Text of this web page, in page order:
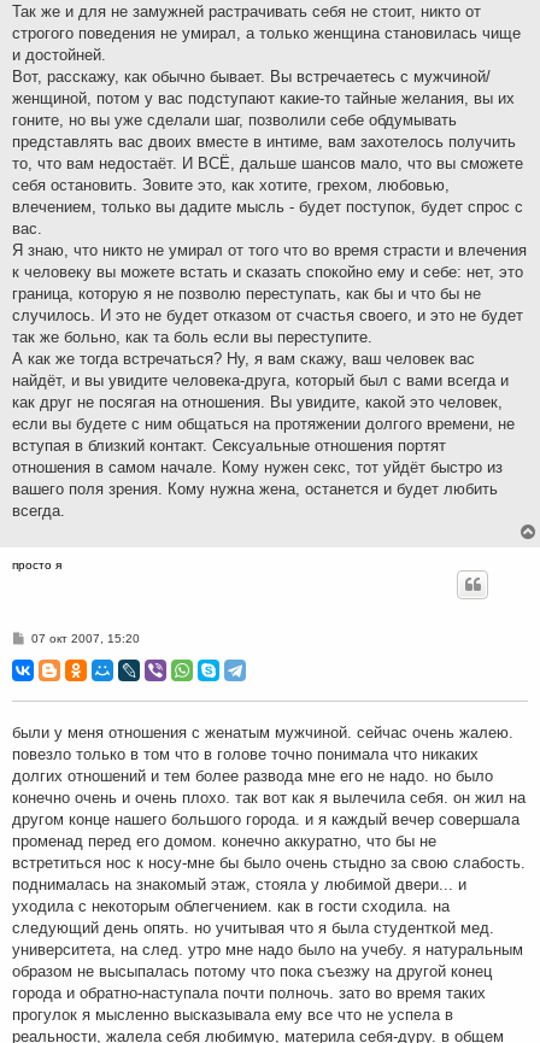
Так же и для не замужней растрачивать себя не стоит, никто от
строгого поведения не умирал, а только женщина становилась чище
и достойней.
Вот, расскажу, как обычно бывает. Вы встречаетесь с мужчиной/
женщиной, потом у вас подступают какие-то тайные желания, вы их
гоните, но вы уже сделали шаг, позволили себе обдумывать
представлять вас двоих вместе в интиме, вам захотелось получить
то, что вам недостаёт. И ВСЁ, дальше шансов мало, что вы сможете
себя остановить. Зовите это, как хотите, грехом, любовью,
влечением, только вы дадите мысль - будет поступок, будет спрос с
вас.
Я знаю, что никто не умирал от того что во время страсти и влечения
к человеку вы можете встать и сказать спокойно ему и себе: нет, это
граница, которую я не позволю переступать, как бы и что бы не
случилось. И это не будет отказом от счастья своего, и это не будет
так же больно, как та боль если вы переступите.
А как же тогда встречаться? Ну, я вам скажу, ваш человек вас
найдёт, и вы увидите человека-друга, который был с вами всегда и
как друг не посягая на отношения. Вы увидите, какой это человек,
если вы будете с ним общаться на протяжении долгого времени, не
вступая в близкий контакт. Сексуальные отношения портят
отношения в самом начале. Кому нужен секс, тот уйдёт быстро из
вашего поля зрения. Кому нужна жена, останется и будет любить
всегда.
просто я
С
о
б
и
е
07 окт 2007, 15:20
были у меня отношения с женатым мужчиной. сейчас очень жалею.
повезло только в том что в голове точно понимала что никаких
долгих отношений и тем более развода мне его не надо. но было
конечно очень и очень плохо. так вот как я вылечила себя. он жил на
другом конце нашего большого города. и я каждый вечер совершала
променад перед его домом. конечно аккуратно, что бы не
встретиться нос к носу-мне бы было очень стыдно за свою слабость.
поднималась на знакомый этаж, стояла у любимой двери... и
уходила с некоторым облегчением. как в гости сходила. на
следующий день опять. но учитывая что я была студенткой мед.
университета, на след. утро мне надо было на учебу. я натуральным
образом не высыпалась потому что пока съезжу на другой конец
города и обратно-наступала почти полночь. зато во время таких
прогулок я мысленно высказывала ему все что не успела в
реальности, жалела себя любимую, материла себя-дуру. в общем